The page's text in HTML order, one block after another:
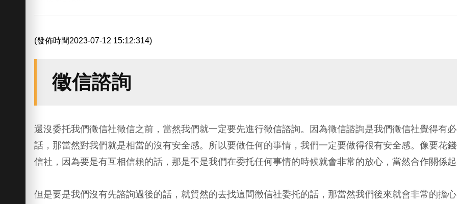
(發佈時間2023-07-12 15:12:314)
徵信諮詢
還沒委托我們徵信社徵信之前，當然我們就一定要先進行徵信諮詢。因為徵信諮詢是我們徵信社覺得有
話，那當然對我們就是相當的沒有安全感。所以要做任何的事情，我們一定要做得很有安全感。像要花
信社，因為要是有互相信賴的話，那是不是我們在委托任何事情的時候就會非常的放心，當然合作關係
但是要是我們沒有先諮詢過後的話，就貿然的去找這間徵信社委托的話，那當然我們後來就會非常的擔